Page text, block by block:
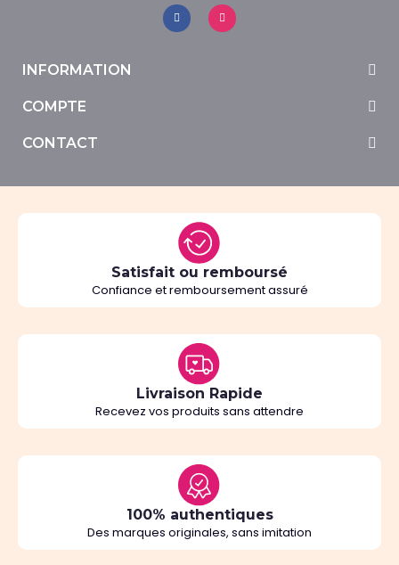
INFORMATION
COMPTE
CONTACT
Satisfait ou remboursé
Confiance et remboursement assuré
Livraison Rapide
Recevez vos produits sans attendre
100% authentiques
Des marques originales, sans imitation